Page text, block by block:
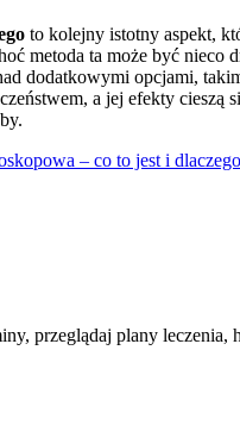
to kolejny istotny aspekt,
metoda ta może być nieco
dodatkowymi opcjami,
a jej efekty cieszą
– co to jest i
przeglądaj plany leczenia,